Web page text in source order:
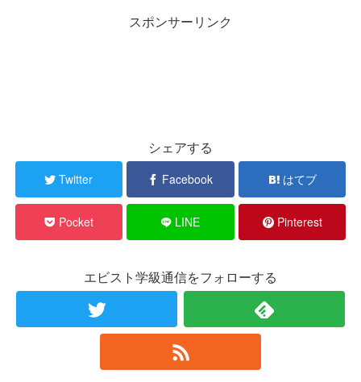
スポンサーリンク
シェアする
Twitter Facebook はてブ
Pocket LINE Pinterest
エビスト学級通信をフォローする